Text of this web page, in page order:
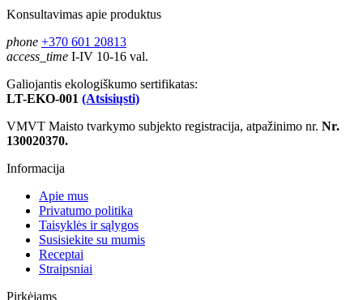
Konsultavimas apie produktus
phone +370 601 20813
access_time I-IV 10-16 val.
Galiojantis ekologiškumo sertifikatas:
LT-EKO-001 (Atsisiųsti)
VMVT Maisto tvarkymo subjekto registracija, atpažinimo nr. Nr.
130020370.
Informacija
Apie mus
Privatumo politika
Taisyklės ir sąlygos
Susisiekite su mumis
Receptai
Straipsniai
Pirkėjams